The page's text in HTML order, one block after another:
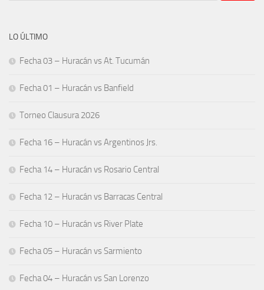
LO ÚLTIMO
Fecha 03 – Huracán vs At. Tucumán
Fecha 01 – Huracán vs Banfield
Torneo Clausura 2026
Fecha 16 – Huracán vs Argentinos Jrs.
Fecha 14 – Huracán vs Rosario Central
Fecha 12 – Huracán vs Barracas Central
Fecha 10 – Huracán vs River Plate
Fecha 05 – Huracán vs Sarmiento
Fecha 04 – Huracán vs San Lorenzo